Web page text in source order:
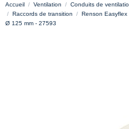
Accueil Ventilation Conduits de
Raccords de transition
Renson Easyflex
Ø 125 mm - 27593